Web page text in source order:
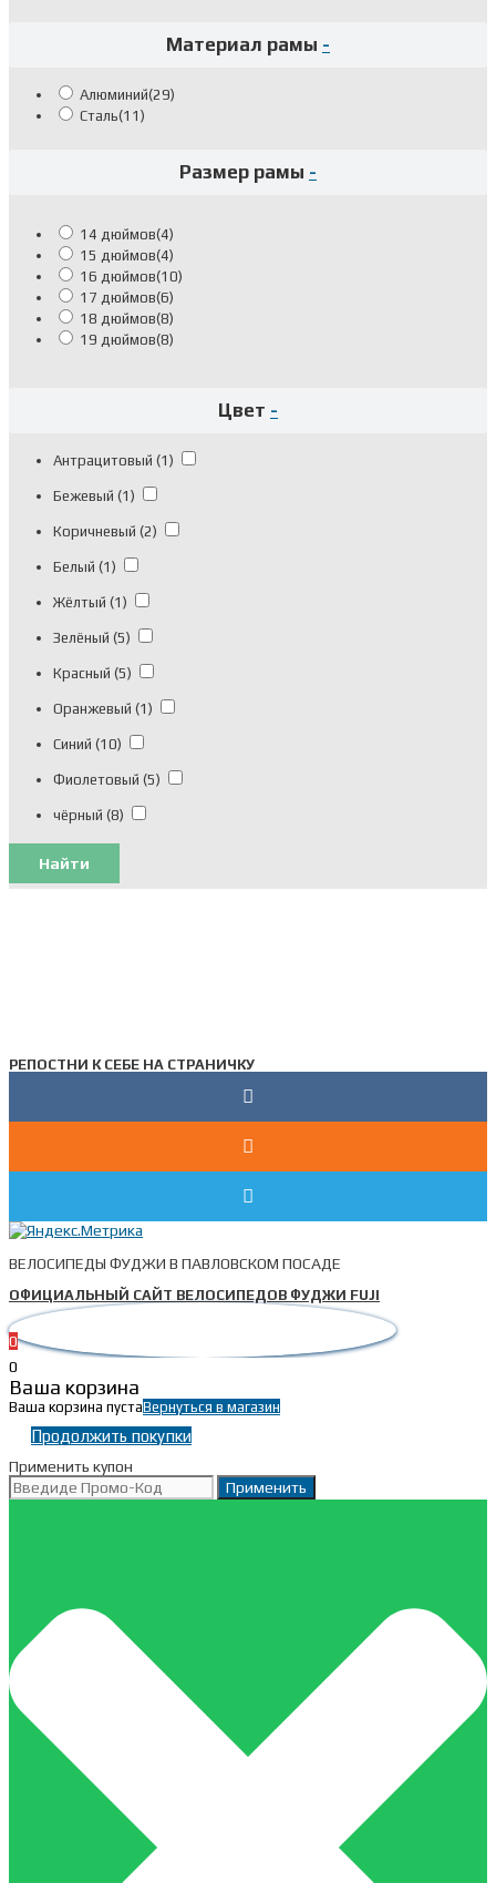
Материал рамы -
Алюминий(29)
Сталь(11)
Размер рамы -
14 дюймов(4)
15 дюймов(4)
16 дюймов(10)
17 дюймов(6)
18 дюймов(8)
19 дюймов(8)
Цвет -
Антрацитовый (1)
Бежевый (1)
Коричневый (2)
Белый (1)
Жёлтый (1)
Зелёный (5)
Красный (5)
Оранжевый (1)
Синий (10)
Фиолетовый (5)
чёрный (8)
Найти
РЕПОСТНИ К СЕБЕ НА СТРАНИЧКУ
ВЕЛОСИПЕДЫ ФУДЖИ В ПАВЛОВСКОМ ПОСАДЕ
ОФИЦИАЛЬНЫЙ САЙТ ВЕЛОСИПЕДОВ ФУДЖИ FUJI
0
0
Ваша корзина
Ваша корзина пустаВернуться в магазин
Продолжить покупки
Применить купон
Применить